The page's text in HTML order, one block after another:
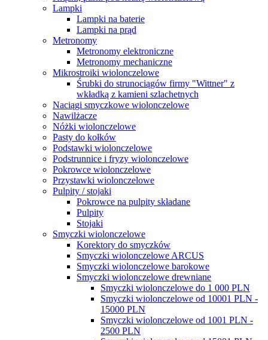
Lampki
Lampki na baterie
Lampki na prąd
Metronomy
Metronomy elektroniczne
Metronomy mechaniczne
Mikrostroiki wiolonczelowe
Śrubki do strunociągów firmy "Wittner" z
wkładką z kamieni szlachetnych
Naciągi smyczkowe wiolonczelowe
Nawilżacze
Nóżki wiolonczelowe
Pasty do kołków
Podstawki wiolonczelowe
Podstrunnice i fryzy wiolonczelowe
Pokrowce wiolonczelowe
Przystawki wiolonczelowe
Pulpity / stojaki
Pokrowce na pulpity składane
Pulpity
Stojaki
Smyczki wiolonczelowe
Korektory do smyczków
Smyczki wiolonczelowe ARCUS
Smyczki wiolonczelowe barokowe
Smyczki wiolonczelowe drewniane
Smyczki wiolonczelowe do 1 000 PLN
Smyczki wiolonczelowe od 10001 PLN -
15000 PLN
Smyczki wiolonczelowe od 1001 PLN -
2500 PLN